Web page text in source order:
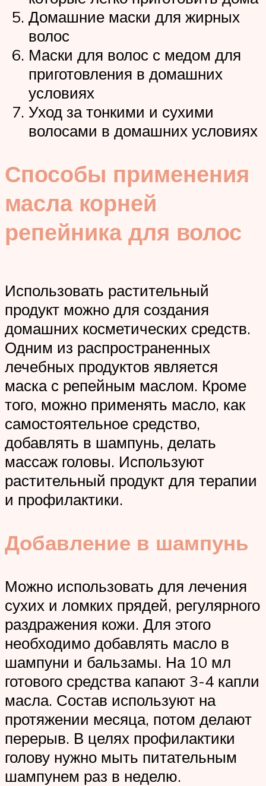
Домашние маски для жирных
волос
Маски для волос с медом для
приготовления в домашних
условиях
Уход за тонкими и сухими
волосами в домашних условиях
Способы применения
масла корней
репейника для волос
Использовать растительный
продукт можно для создания
домашних косметических средств.
Одним из распространенных
лечебных продуктов является
маска с репейным маслом. Кроме
того, можно применять масло, как
самостоятельное средство,
добавлять в шампунь, делать
массаж головы. Используют
растительный продукт для терапии
и профилактики.
Добавление в шампунь
Можно использовать для лечения
сухих и ломких прядей, регулярного
раздражения кожи. Для этого
необходимо добавлять масло в
шампуни и бальзамы. На 10 мл
готового средства капают 3-4 капли
масла. Состав используют на
протяжении месяца, потом делают
перерыв. В целях профилактики
голову нужно мыть питательным
шампунем раз в неделю.